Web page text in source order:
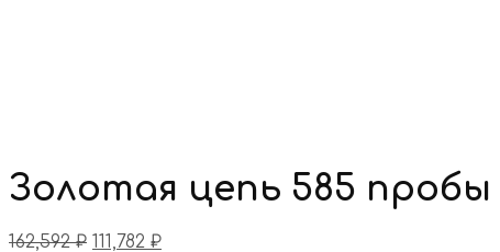
Золотая цепь 585 пробы
162,592₽ 111,782 ₽